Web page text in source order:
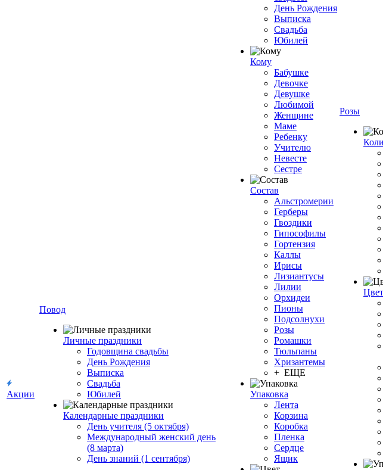
Акции
Повод
Личные праздники
Годовщина свадьбы
День Рождения
Выписка
Свадьба
Юбилей
Календарные праздники
День учителя (5 октября)
Международный женский день
(8 марта)
День знаний (1 сентября)
День Рождения
Выписка
Свадьба
Юбилей
Кому
Бабушке
Девочке
Девушке
Любимой
Женщине
Маме
Ребенку
Учителю
Невесте
Сестре
Состав
Альстромерии
Герберы
Гвоздики
Гипософилы
Гортензия
Каллы
Ирисы
Лизиантусы
Лилии
Орхидеи
Пионы
Подсолнухи
Розы
Ромашки
Тюльпаны
Хризантемы
+ ЕЩЕ
Упаковка
Лента
Корзина
Коробка
Пленка
Сердце
Ящик
Розы
Цвет